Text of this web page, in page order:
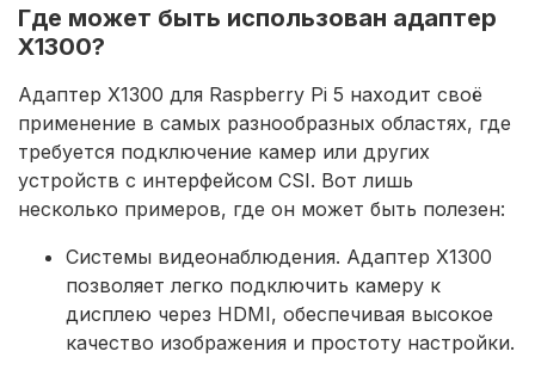
Где может быть использован адаптер
X1300?
Адаптер X1300 для Raspberry Pi 5 находит своё
применение в самых разнообразных областях, где
требуется подключение камер или других
устройств с интерфейсом CSI. Вот лишь
несколько примеров, где он может быть полезен:
Системы видеонаблюдения. Адаптер X1300
позволяет легко подключить камеру к
дисплею через HDMI, обеспечивая высокое
качество изображения и простоту настройки.